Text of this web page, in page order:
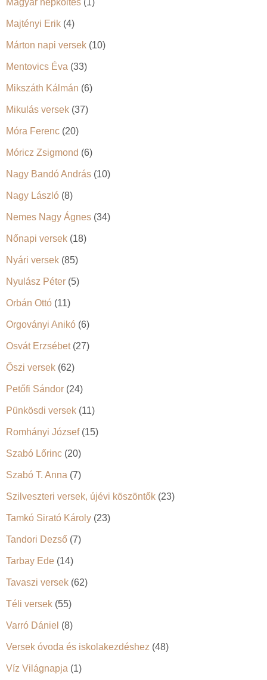
Majtényi Erik (4)
Márton napi versek (10)
Mentovics Éva (33)
Mikszáth Kálmán (6)
Mikulás versek (37)
Móra Ferenc (20)
Móricz Zsigmond (6)
Nagy Bandó András (10)
Nagy László (8)
Nemes Nagy Ágnes (34)
Nőnapi versek (18)
Nyári versek (85)
Nyulász Péter (5)
Orbán Ottó (11)
Orgoványi Anikó (6)
Osvát Erzsébet(27)
Őszi versek (62)
Petőfi Sándor (24)
Pünkösdi versek (11)
Romhányi József(15)
Szabó Lőrinc (20)
Szabó T. Anna (7)
Szilveszteri versek, újévi köszöntők (23)
Tamkó Sirató Károly (23)
Tandori Dezső (7)
Tarbay Ede (14)
Tavaszi versek (62)
Téli versek (55)
Varró Dániel (8)
Versek óvoda és iskolakezdéshez (48)
Víz Világnapja (1)